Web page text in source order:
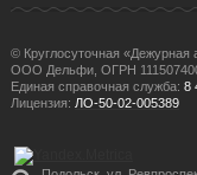
© Круглосуточная «Дежурная
ООО Дельфи, ОГРН
Единая справочная служба: 8
Лицензия: ЛО-50-02-005389